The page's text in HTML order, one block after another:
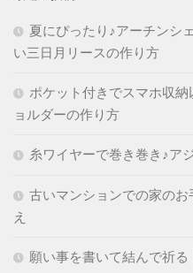
夏にぴったり♪アーチンシ
い三日月リースの作り方
ポケット付きでスマホ収
ョルダーの作り方
糸ワイヤーで巻き巻き♪ア
古いマンションでの家の
え
願い事を書いて結んで祈